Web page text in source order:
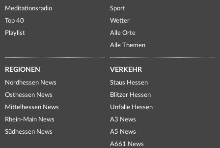
Meditationsradio
Top 40
Playlist
Sport
Wetter
Alle Orte
Alle Themen
REGIONEN
Nordhessen News
Osthessen News
Mittelhessen News
Rhein-Main News
Südhessen News
VERKEHR
Staus Hessen
Blitzer Hessen
Unfälle Hessen
A3 News
A5 News
A661 News